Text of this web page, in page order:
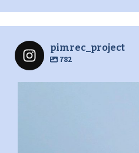
pimrec_project
782